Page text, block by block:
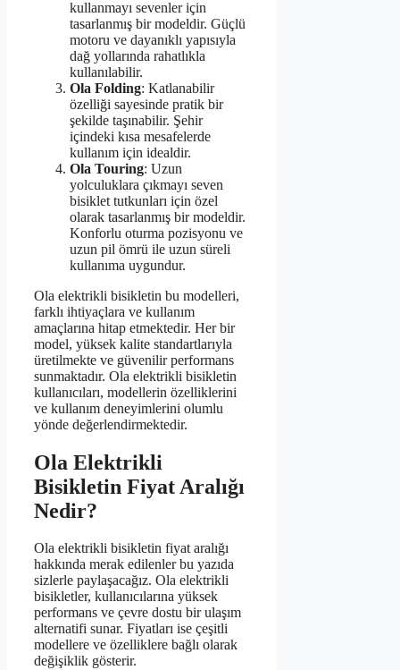
kullanmayı sevenler için
tasarlanmış bir modeldir. Güçlü
motoru ve dayanıklı yapısıyla
dağ yollarında rahatlıkla
kullanılabilir.
Ola Folding: Katlanabilir
özelliği sayesinde pratik bir
şekilde taşınabilir. Şehir
içindeki kısa mesafelerde
kullanım için idealdir.
Ola Touring: Uzun
yolculuklara çıkmayı seven
bisiklet tutkunları için özel
olarak tasarlanmış bir modeldir.
Konforlu oturma pozisyonu ve
uzun pil ömrü ile uzun süreli
kullanıma uygundur.
Ola elektrikli bisikletin bu modelleri,
farklı ihtiyaçlara ve kullanım
amaçlarına hitap etmektedir. Her bir
model, yüksek kalite standartlarıyla
üretilmekte ve güvenilir performans
sunmaktadır. Ola elektrikli bisikletin
kullanıcıları, modellerin özelliklerini
ve kullanım deneyimlerini olumlu
yönde değerlendirmektedir.
Ola Elektrikli
Bisikletin Fiyat Aralığı
Nedir?
Ola elektrikli bisikletin fiyat aralığı
hakkında merak edilenler bu yazıda
sizlerle paylaşacağız. Ola elektrikli
bisikletler, kullanıcılarına yüksek
performans ve çevre dostu bir ulaşım
alternatifi sunar. Fiyatları ise çeşitli
modellere ve özelliklere bağlı olarak
değişiklik gösterir.